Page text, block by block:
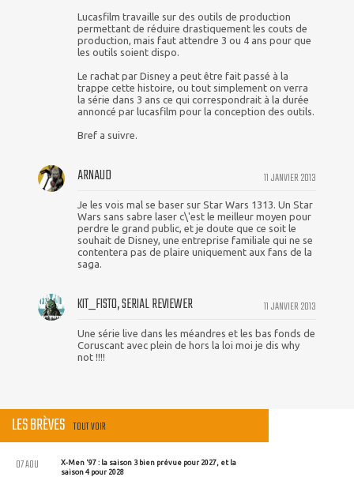
Lucasfilm travaille sur des outils de production
permettant de réduire drastiquement les couts de
production, mais faut attendre 3 ou 4 ans pour que
les outils soient dispo.
Le rachat par Disney a peut être fait passé à la
trappe cette histoire, ou tout simplement on verra
la série dans 3 ans ce qui correspondrait à la durée
annoncé par lucasfilm pour la conception des outils.
Bref a suivre.
11 JANVIER 2013
ARNAUD
Je les vois mal se baser sur Star Wars 1313. Un Star
Wars sans sabre laser c\'est le meilleur moyen pour
perdre le grand public, et je doute que ce soit le
souhait de Disney, une entreprise familiale qui ne se
contentera pas de plaire uniquement aux fans de la
saga.
11 JANVIER 2013
KIT_FISTO, SERIAL REVIEWER
Une série live dans les méandres et les bas fonds de
Coruscant avec plein de hors la loi moi je dis why
not !!!!
LES BRÈVES TOUT VOIR
X-Men '97 : la saison 3 bien prévue pour 2027, et la
saison 4 pour 2028
07 AOU